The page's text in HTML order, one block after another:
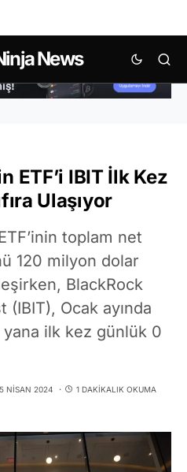
News
ETF’i IBIT İlk Kez
Ulaşıyor
toplam net
120 milyon dolar
BlackRock
Ocak ayında
yana ilk kez günlük 0
NISAN 2024 1 DAKIKALIK OKUMA